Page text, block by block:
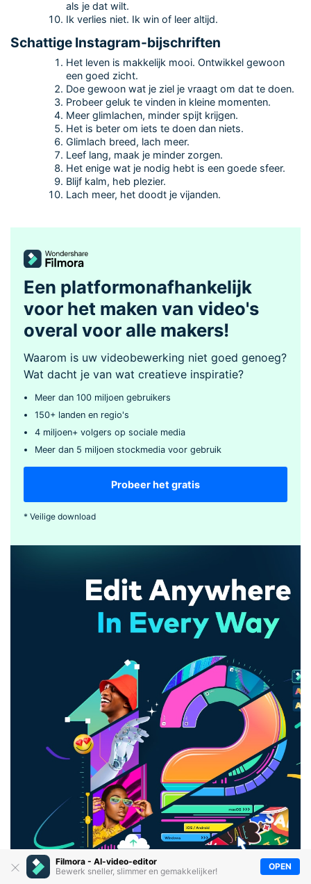
Filmora - AI-video-editor
Bewerk sneller, slimmer en gemakkelijker!
OPEN
als je dat wilt.
Ik verlies niet. Ik win of leer altijd.
Schattige Instagram-bijschriften
Het leven is makkelijk mooi. Ontwikkel gewoon
een goed zicht.
Doe gewoon wat je ziel je vraagt om dat te doen.
Probeer geluk te vinden in kleine momenten.
Meer glimlachen, minder spijt krijgen.
Het is beter om iets te doen dan niets.
Glimlach breed, lach meer.
Leef lang, maak je minder zorgen.
Het enige wat je nodig hebt is een goede sfeer.
Blijf kalm, heb plezier.
Lach meer, het doodt je vijanden.
Een platformonafhankelijk
voor het maken van video's
overal voor alle makers!
Waarom is uw videobewerking niet goed genoeg?
Wat dacht je van wat creatieve inspiratie?
Meer dan 100 miljoen gebruikers
150+ landen en regio's
4 miljoen+ volgers op sociale media
Meer dan 5 miljoen stockmedia voor gebruik
Probeer het gratis
* Veilige download